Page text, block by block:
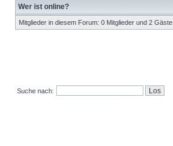
Wer ist online?
Mitglieder in diesem Forum: 0 Mitglieder und 2 Gäste
Suche nach: